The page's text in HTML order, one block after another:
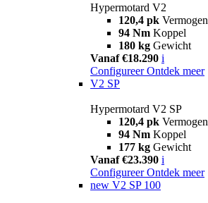
Hypermotard V2
120,4 pk Vermogen
94 Nm Koppel
180 kg Gewicht
Vanaf €18.290 i
Configureer Ontdek meer
V2 SP
Hypermotard V2 SP
120,4 pk Vermogen
94 Nm Koppel
177 kg Gewicht
Vanaf €23.390 i
Configureer Ontdek meer
new V2 SP 100